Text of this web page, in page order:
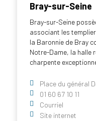
Bray-sur-Seine
Bray-sur-Seine
associant les
la Baronnie de Bray
Notre-Dame, la halle
charpente
Place du général
01 60 67 10 11
Courriel
Site internet